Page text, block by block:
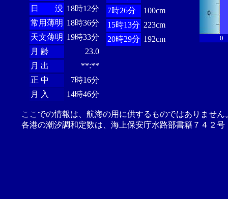
日 没 18時12分
常用薄明 18時36分
天文薄明 19時33分
月 齢
23.0
月 出
**:**
正 中
7時16分
月 入
14時46分
7時26分
100cm
15時13分 223cm
20時29分 192cm 0
ここでの情報は、航海の用に供するものではありませ
各港の潮汐調和定数は、海上保安庁水路部書籍７４２